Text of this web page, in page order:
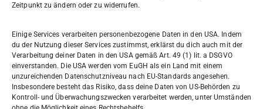
Zeitpunkt zu ändern oder zu widerrufen.
Einige Services verarbeiten personenbezogene Daten in den USA. Indem
du der Nutzung dieser Services zustimmst, erklärst du dich auch mit der
Verarbeitung deiner Daten in den USA gemäß Art. 49 (1) lit. a DSGVO
einverstanden. Die USA werden vom EuGH als ein Land mit einem
unzureichenden Datenschutzniveau nach EU-Standards angesehen.
Insbesondere besteht das Risiko, dass deine Daten von US-Behörden zu
Kontroll- und Überwachungszwecken verarbeitet werden, unter Umständen
12207 Berlin
030 7729004
030772057999
Schul- und Rechtsträger: Land Berlin